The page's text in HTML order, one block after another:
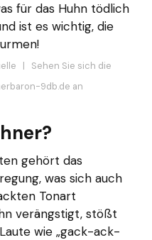
für das Huhn tödlich
ist es wichtig, die
| Sehen Sie sich die
9db.de an
gehört das
was sich auch
Tonart
verängstigt, stößt
wie „gack-ack-